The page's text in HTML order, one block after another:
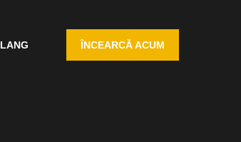
LANG ÎNCEARCĂ ACUM